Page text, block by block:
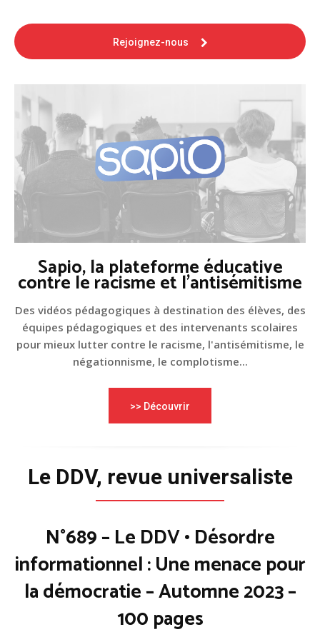
Rejoignez-nous
Sapio, la plateforme éducative
contre le racisme et l'antisémitisme
Des vidéos pédagogiques à destination des élèves, des
équipes pédagogiques et des intervenants scolaires
pour mieux lutter contre le racisme, l'antisémitisme, le
négationnisme, le complotisme...
>> Découvrir
Le DDV, revue universaliste
N°689 – Le DDV • Désordre
informationnel : Une menace pour
la démocratie – Automne 2023 –
100 pages